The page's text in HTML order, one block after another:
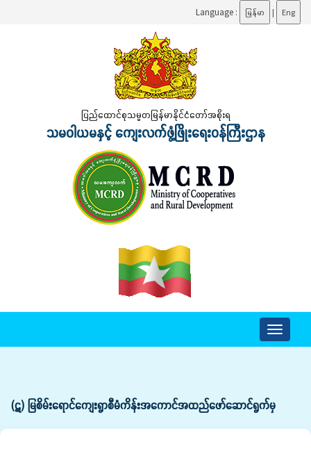
Language : မြန်မာ | Eng
ပြည်ထောင်စုသမ္မတမြန်မာနိုင်ငံတော်အစိုးရ
သမဝါယမနှင့် ကျေးလက်ဖွံ့ဖြိုးရေးဝန်ကြီးဌာန
Toggle
(ဋ) မြစိမ်းရောင်ကျေးရွာစီမံကိန်းအကောင်အထည်ဖော်ဆောင်ရွက်မှ